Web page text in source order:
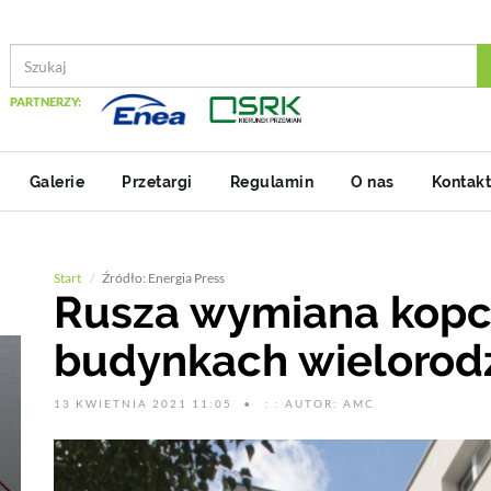
PARTNERZY:
Galerie Przetargi Regulamin O nas Kontakt
Start Źródło: Energia Press
Rusza wymiana
budynkach
13 KWIETNIA 2021 11:05 : : AUTOR: AMC